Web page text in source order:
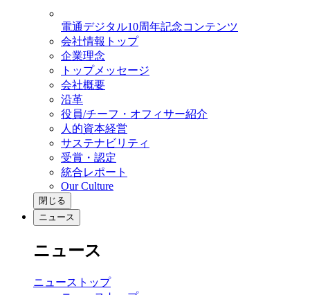
電通デジタル10周年記念コンテンツ
会社情報トップ
企業理念
トップメッセージ
会社概要
沿革
役員/チーフ・オフィサー紹介
人的資本経営
サステナビリティ
受賞・認定
統合レポート
Our Culture
閉じる
ニュース
ニュース
ニューストップ